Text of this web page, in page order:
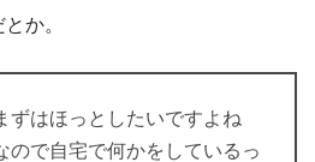
か。
ずはほっとしたいですよね
ので自宅で何かをしているっ